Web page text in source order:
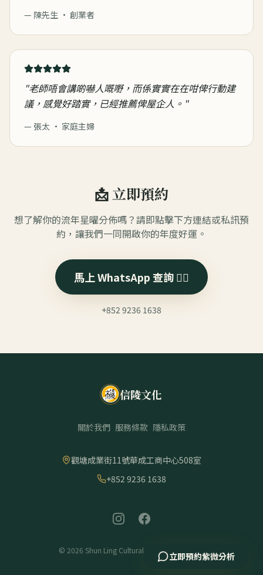
— 陳先生 · 創業者
"老師唔會講啲嚇人嘅嘢，而係實實在在咁俾行動建
議，感覺好踏實，已經推薦俾屋企人。 "
— 張太 · 家庭主婦
📩 立即預約
想了解你的流年星曜分佈嗎？請即點擊下方連結或私訊預
約，讓我們一同開啟你的年度好運。
馬上 WhatsApp 查詢 👉🏻
+852 9236 1638
立即預約紫微分析
信陵文化
關於我們 服務條款 隱私政策
觀塘成業街11號華成工商中心508室
+852 9236 1638
© 2026 Shun Ling Cultural. All rights reserved.